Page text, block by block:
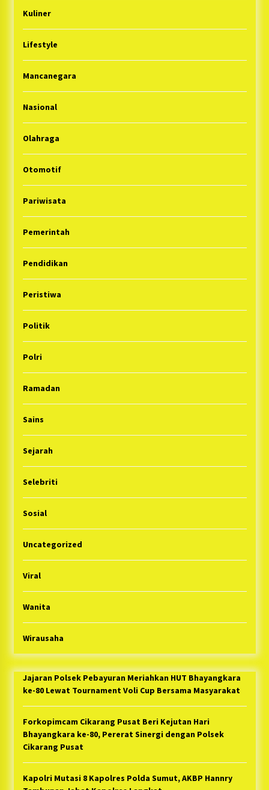
Kuliner
Lifestyle
Mancanegara
Nasional
Olahraga
Otomotif
Pariwisata
Pemerintah
Pendidikan
Peristiwa
Politik
Polri
Ramadan
Sains
Sejarah
Selebriti
Sosial
Uncategorized
Viral
Wanita
Wirausaha
Jajaran Polsek Pebayuran Meriahkan HUT Bhayangkara
ke-80 Lewat Tournament Voli Cup Bersama Masyarakat
Forkopimcam Cikarang Pusat Beri Kejutan Hari
Bhayangkara ke-80, Pererat Sinergi dengan Polsek
Cikarang Pusat
Kapolri Mutasi 8 Kapolres Polda Sumut, AKBP Hannry